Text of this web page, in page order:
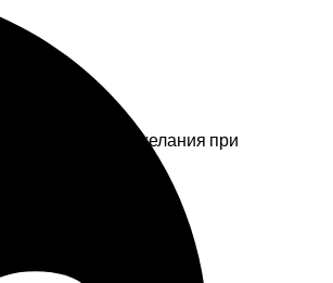
и оставьте пожелания при